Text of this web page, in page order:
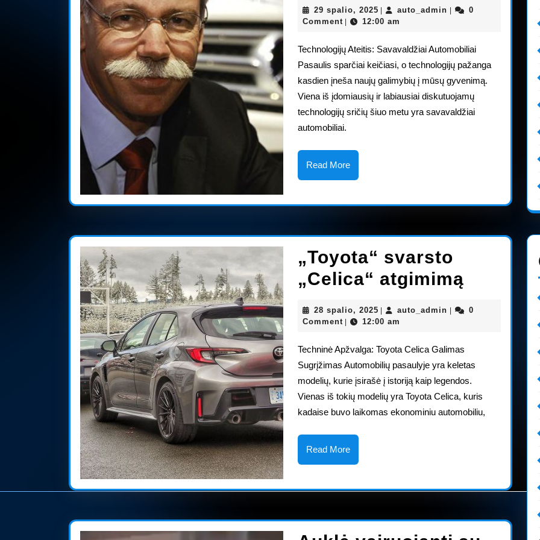
CES
29 spalio, 2025 29
spalio,
auto_admin auto_admin
0
Comment
12:00 am
Technologijų Ateitis: Savavaldžiai Automobiliai
Pasaulis sparčiai keičiasi, o technologijų pažanga
kasdien įneša naujų galimybių į mūsų gyvenimą.
Viena iš įdomiausių ir labiausiai diskutuojamų
technologijų sričių šiuo metu yra savavaldžiai
automobiliai.
Read MoreRead
More
„Toyota“ svarsto
„Celica“ atgimimą
„Celica“
28 spalio, 2025 28
spalio,
auto_admin auto_admin
0
Comment
12:00 am
Techninė Apžvalga: Toyota Celica Galimas
Sugrįžimas Automobilių pasaulyje yra keletas
modelių, kurie įsirašė į istoriją kaip legendos.
Vienas iš tokių modelių yra Toyota Celica, kuris
kadaise buvo laikomas ekonominiu automobiliu,
Read MoreRead
More